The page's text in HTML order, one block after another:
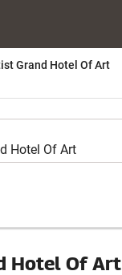
Grand Hotel Of Art
Hotel Of Art